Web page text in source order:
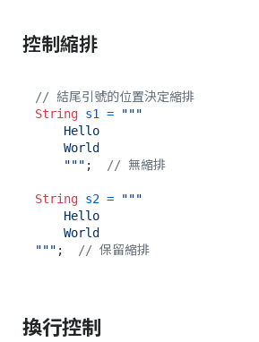
控制縮排
// 結尾引號的位置決定縮排
String s1 =
"""
    """
; // 無縮排
String s2 =
"""
""" ; // 保留縮排
換行控制